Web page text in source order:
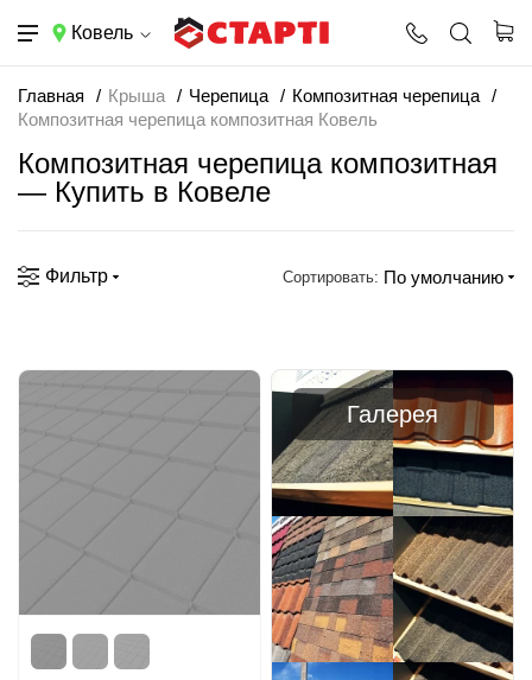
Ковель
Главная Крыша Черепица
Композитная черепица
Композитная черепица композитная Ковель
Композитная черепица композитная
— Купить в Ковеле
Фильтр Сортировать: По умолчанию
Галерея